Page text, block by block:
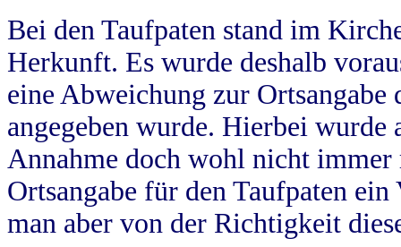
Bei den Taufpaten stand im
Herkunft. Es wurde deshalb
eine Abweichung zur
angegeben wurde. Hierbei wurde
Annahme doch wohl nicht
Ortsangabe für den Taufpaten
man aber von der Richtigkeit